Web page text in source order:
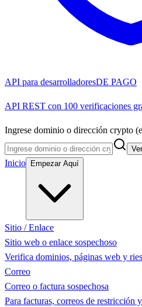
API para desarrolladoresDE PAGO
API REST con 100 verificaciones
Ingrese dominio o dirección crypto
Inicio Empezar Aquí
Sitio / Enlace
Sitio web o enlace sospechoso
Verifica dominios, páginas web y
Correo
Correo o factura sospechosa
Para facturas, correos de restricción